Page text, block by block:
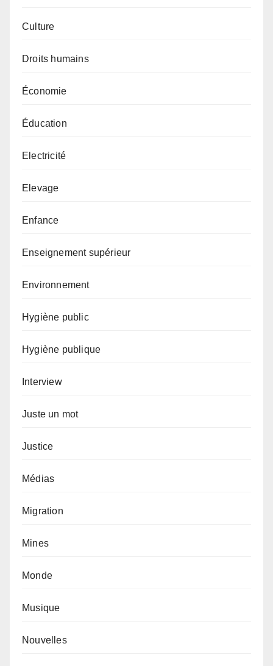
Culture
Droits humains
Économie
Éducation
Electricité
Elevage
Enfance
Enseignement supérieur
Environnement
Hygiène public
Hygiène publique
Interview
Juste un mot
Justice
Médias
Migration
Mines
Monde
Musique
Nouvelles